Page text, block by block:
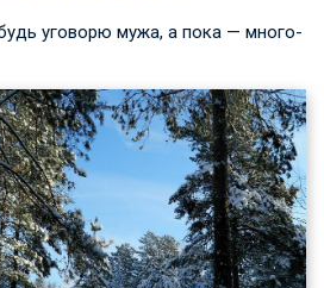
уговорю мужа, а пока — много-